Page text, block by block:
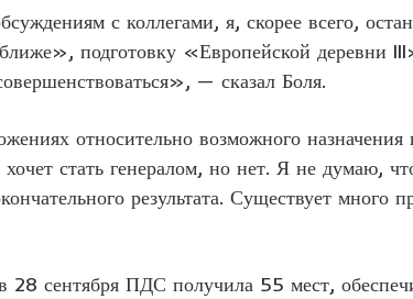
с коллегами, я, скорее всего,
подготовку «Европейской деревни
— сказал Боля.
относительно возможного
стать генералом, но нет. Я не думаю,
результата. Существует много
28 сентября ПДС получила 55 мест,